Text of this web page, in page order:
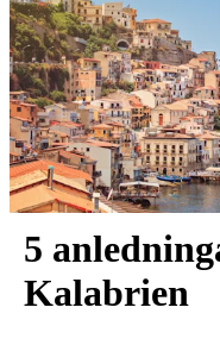
5
Kalabrien